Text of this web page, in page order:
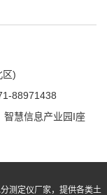
区)
88971438
智慧信息产业园I座
测定仪厂家，提供各类土